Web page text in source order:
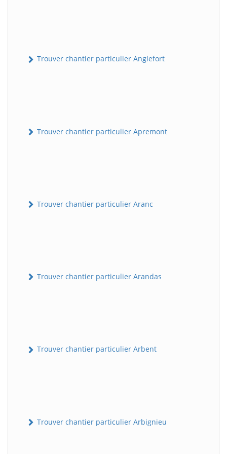
Trouver chantier particulier Anglefort
Trouver chantier particulier Apremont
Trouver chantier particulier Aranc
Trouver chantier particulier Arandas
Trouver chantier particulier Arbent
Trouver chantier particulier Arbignieu